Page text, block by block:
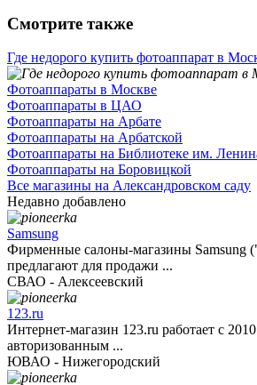
Смотрите также
Где недорого купить фотоаппарат в
Фотоаппараты в Москве
Фотоаппараты в ЦАО
Фотоаппараты на Арбате
Фотоаппараты на Арбатской
Фотоаппараты на Библиотеке им.
Фотоаппараты на Боровицкой
Все магазины на Александровском саду
Недавно добавлено
Samsung
Фирменные салоны-магазины Samsung
предлагают для продажи ...
СВАО - Алексеевский
123.ru
Интернет-магазин 123.ru работает с
авторизованным ...
ЮВАО - Нижегородский